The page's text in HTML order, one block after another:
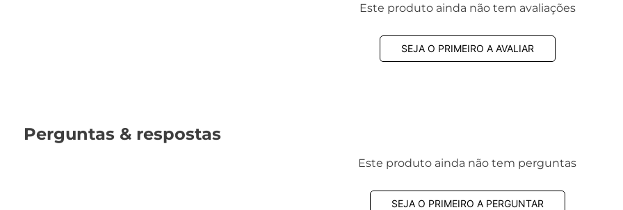
Este produto ainda não tem avaliações
SEJA O PRIMEIRO A AVALIAR
Perguntas & respostas
Este produto ainda não tem perguntas
SEJA O PRIMEIRO A PERGUNTAR